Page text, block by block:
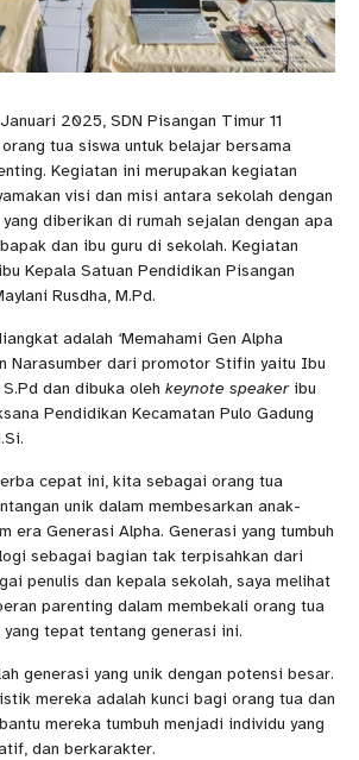
2025, SDN Pisangan Timur 11
tua siswa untuk belajar bersama
Kegiatan ini merupakan kegiatan
visi dan misi antara sekolah dengan
diberikan di rumah sejalan dengan apa
dan ibu guru di sekolah. Kegiatan
Kepala Satuan Pendidikan Pisangan
Rusdha, M.Pd.
adalah ‘Memahami Gen Alpha
Narasumber dari promotor Stifin yaitu Ibu
dan dibuka oleh keynote speakeribu
Pendidikan Kecamatan Pulo Gadung
cepat ini, kita sebagai orang tua
unik dalam membesarkan anak-
era Generasi Alpha. Generasi yang tumbuh
sebagai bagian tak terpisahkan dari
penulis dan kepala sekolah, saya melihat
parenting dalam membekali orang tua
yang tepat tentang generasi ini.
generasi yang unik dengan potensi besar.
mereka adalah kunci bagi orang tua dan
mereka tumbuh menjadi individu yang
dan berkarakter.